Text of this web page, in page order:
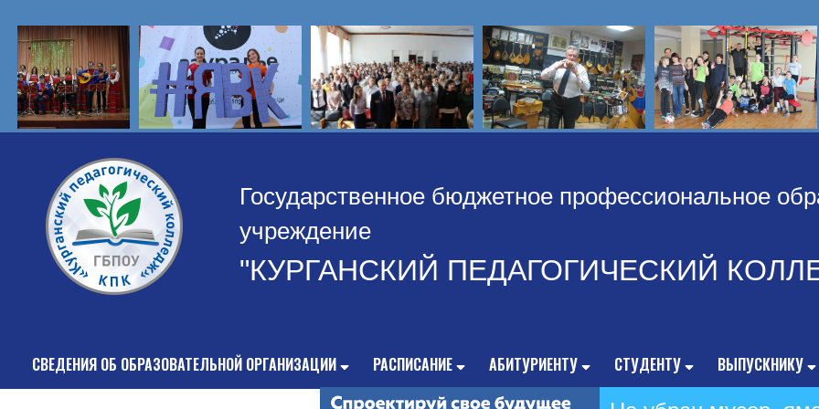
Государственное бюджетное профессиональное
учреждение
"КУРГАНСКИЙ ПЕДАГОГИЧЕСКИЙ
СВЕДЕНИЯ ОБ ОБРАЗОВАТЕЛЬНОЙ ОРГАНИЗАЦИИ РАСПИСАНИЕ АБИТУРИЕНТУ СТУДЕНТУ ВЫПУСКНИКУ